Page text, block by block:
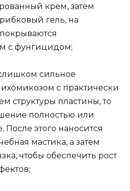
крем, затем
гель, на
с фунгицидом;
сильное
с практически
структуры пластины, то
полностью или
После этого наносится
мастика, а затем
чтобы обеспечить рост